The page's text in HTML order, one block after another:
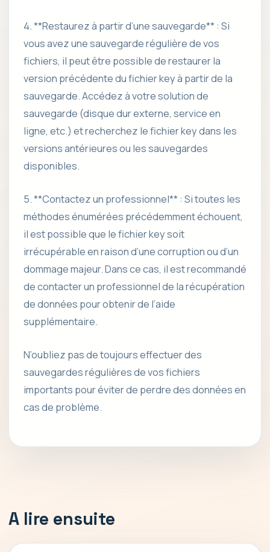
4. **Restaurez à partir d’une sauvegarde** : Si
vous avez une sauvegarde régulière de vos
fichiers, il peut être possible de restaurer la
version précédente du fichier key à partir de la
sauvegarde. Accédez à votre solution de
sauvegarde (disque dur externe, service en
ligne, etc.) et recherchez le fichier key dans les
versions antérieures ou les sauvegardes
disponibles.
5. **Contactez un professionnel** : Si toutes les
méthodes énumérées précédemment échouent,
il est possible que le fichier key soit
irrécupérable en raison d’une corruption ou d’un
dommage majeur. Dans ce cas, il est recommandé
de contacter un professionnel de la récupération
de données pour obtenir de l’aide
supplémentaire.
N’oubliez pas de toujours effectuer des
sauvegardes régulières de vos fichiers
importants pour éviter de perdre des données en
cas de problème.
A lire ensuite